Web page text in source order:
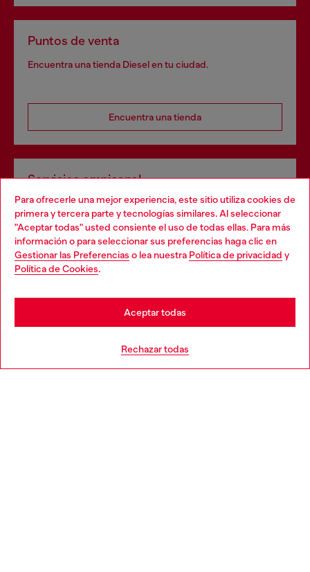
Para ofrecerle una mejor experiencia, este sitio utiliza cookies de
primera y tercera parte y tecnologías similares. Al seleccionar
"Aceptar todas" usted consiente el uso de todas ellas. Para más
información o para seleccionar sus preferencias haga clic en
Gestionar las Preferencias o lea nuestra Política de privacidad y
Política de Cookies.
Rechazar todas
Aceptar todas
Puntos de venta
Encuentra una tienda Diesel en tu ciudad.
Encuentra una tienda
Servicios omnicanal
Descubre todos nuestros servicios, tanto en línea como
en la tienda.
Choose your location
You are currently browsing España website, but it seems you
may be based in United States